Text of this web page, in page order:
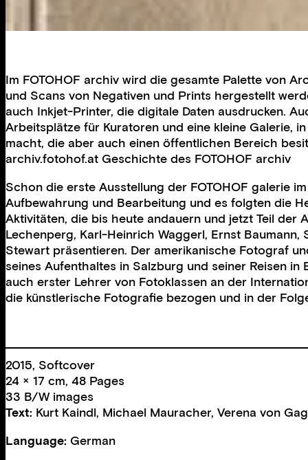
Im FOTOHOF archiv wird die gesamte Palette von
und Scans von Negativen und Prints hergestellt
auch Inkjet-Printer, die digitale Daten ausdrucken.
Arbeitsplätze für Kuratoren und eine kleine Galerie,
macht, die aber auch einen öffentlichen Bereich
archiv.fotohof.at Geschichte des FOTOHOF archiv
Schon die erste Ausstellung der FOTOHOF galerie
Aufbewahrung und Bearbeitung und es folgten die
Aktivitäten, die bis heute andauern und jetzt Teil der
Lechenperg, Karl-Heinrich Waggerl, Ernst
Stewart präsentieren. Der amerikanische Fotograf
seines Aufenthaltes in Salzburg und seiner Reisen
auch erster Lehrer von Fotoklassen an der
die künstlerische Fotografie bezogen und in der
2015, Softcover
24 × 17 cm, 48 Pages
33 B/W images
Text: Kurt Kaindl, Michael Mauracher, Verena von
Language: German